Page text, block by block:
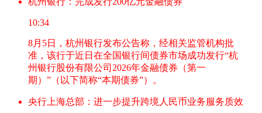
10:34
8月5日，杭州银行发布公告称，经相关监管机构批
准，该行于近日在全国银行间债券市场成功发行“杭
州银行股份有限公司2026年金融债券（第一
期）”（以下简称“本期债券”）。
央行上海总部：进一步提升跨境人民币业务服务质效